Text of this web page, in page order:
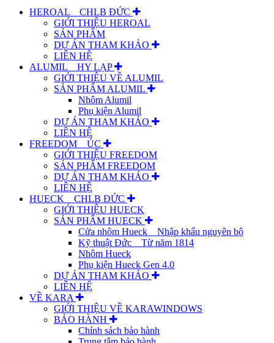
HEROAL _ CHLB ĐỨC
GIỚI THIỆU HEROAL
SẢN PHẨM
DỰ ÁN THAM KHẢO
LIÊN HỆ
ALUMIL _ HY LẠP
GIỚI THIỆU VỀ ALUMIL
SẢN PHẨM ALUMIL
Nhôm Alumil
Phụ kiện Alumil
DỰ ÁN THAM KHẢO
LIÊN HỆ
FREEDOM _ ÚC
GIỚI THIỆU FREEDOM
SẢN PHẨM FREEDOM
DỰ ÁN THAM KHẢO
LIÊN HỆ
HUECK _ CHLB ĐỨC
GIỚI THIỆU HUECK
SẢN PHẨM HUECK
Cửa nhôm Hueck _ Nhập khẩu nguyên bộ
Kỹ thuật Đức _ Từ năm 1814
Nhôm Hueck
Phụ kiện Hueck Gen 4.0
DỰ ÁN THAM KHẢO
LIÊN HỆ
VỀ KARA
GIỚI THIỆU VỀ KARAWINDOWS
BẢO HÀNH
Chính sách bảo hành